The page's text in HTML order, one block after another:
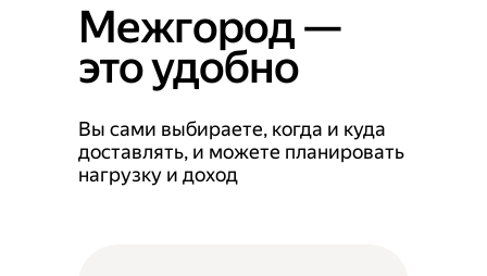
Межгород —
это удобно
Вы сами выбираете, когда и куда
доставлять, и можете планировать
нагрузку и доход